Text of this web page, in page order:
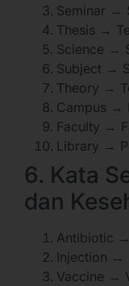
Seminar →
Thesis →
Science →
Subject →
Theory →
Campus →
Faculty →
Library →
6. Kata
dan
Antibiotic
Injection →
Vaccine →